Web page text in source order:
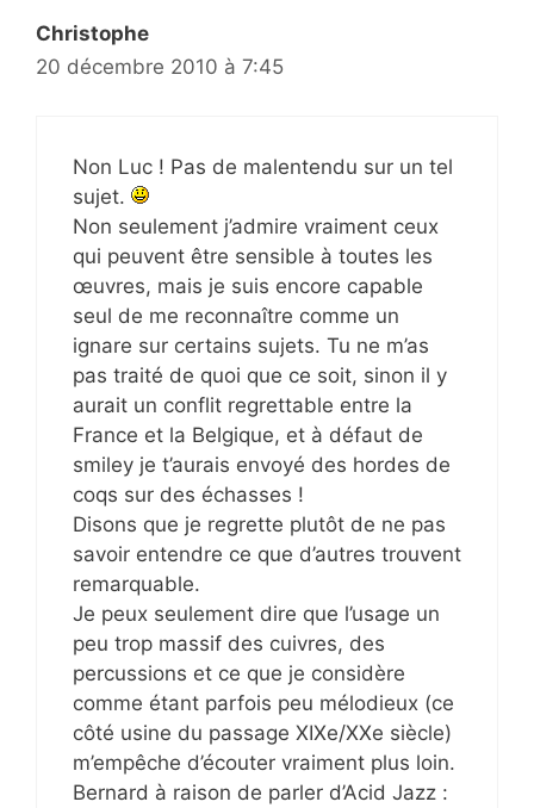
Christophe
20 décembre 2010 à 7:45
Non Luc ! Pas de malentendu sur un tel
sujet.
Non seulement j’admire vraiment ceux
qui peuvent être sensible à toutes les
œuvres, mais je suis encore capable
seul de me reconnaître comme un
ignare sur certains sujets. Tu ne m’as
pas traité de quoi que ce soit, sinon il y
aurait un conflit regrettable entre la
France et la Belgique, et à défaut de
smiley je t’aurais envoyé des hordes de
coqs sur des échasses !
Disons que je regrette plutôt de ne pas
savoir entendre ce que d’autres trouvent
remarquable.
Je peux seulement dire que l’usage un
peu trop massif des cuivres, des
percussions et ce que je considère
comme étant parfois peu mélodieux (ce
côté usine du passage XIXe/XXe siècle)
m’empêche d’écouter vraiment plus loin.
Bernard à raison de parler d’Acid Jazz :